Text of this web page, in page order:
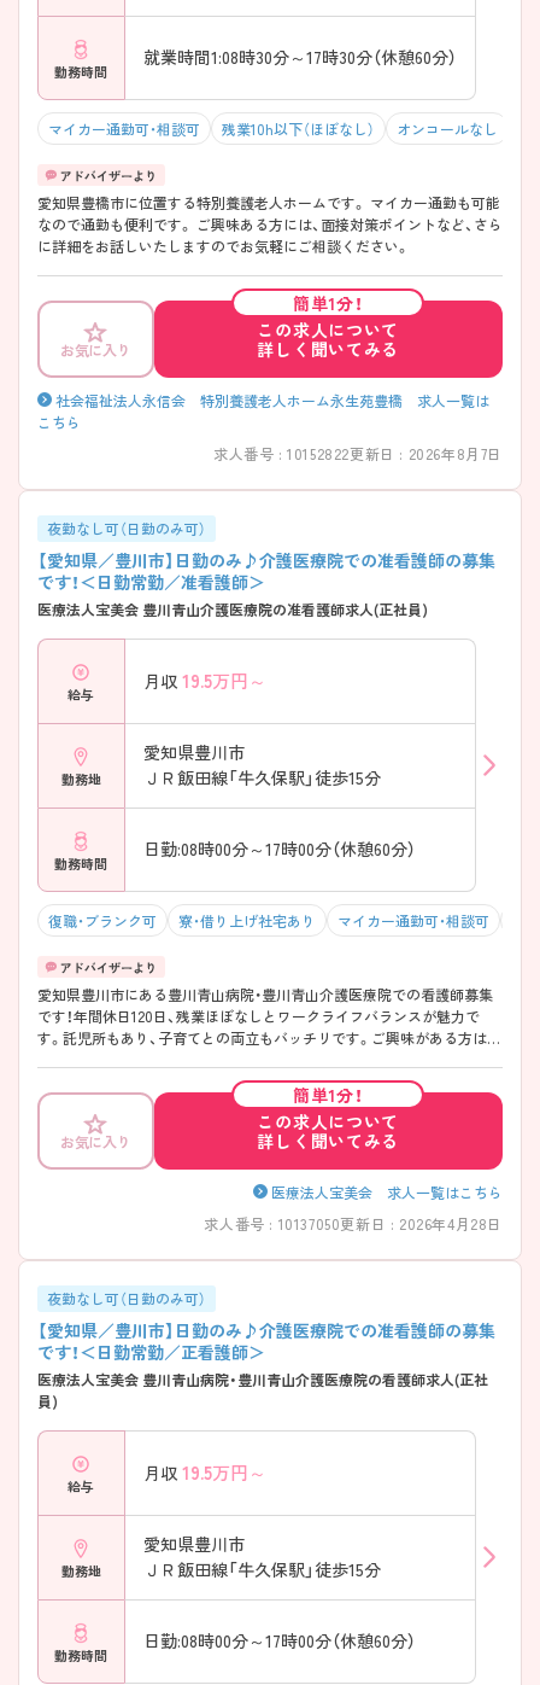
勤務時間
就業時間1:08時30分～17時30分（休憩60分）
マイカー通勤可・相談可 残業10h以下（ほぼなし） オンコールなし
愛知県豊橋市に位置する特別養護老人ホームです。 マイカー通勤も可能
なので通勤も便利です。 ご興味ある方には、面接対策ポイントなど、さら
に詳細をお話しいたしますのでお気軽にご相談ください。
お気に入り
簡単1分！
この求人について
詳しく聞いてみる
社会福祉法人永信会 特別養護老人ホーム永生苑豊橋 求人一覧は
こちら
求人番号 : 10152822更新日 : 2026年8月7日
夜勤なし可（日勤のみ可）
【愛知県／豊川市】日勤のみ♪介護医療院での准看護師の募集
です！＜日勤常勤／准看護師＞
医療法人宝美会 豊川青山介護医療院の准看護師求人(正社員)
給与
月収 19.5万円～
勤務地
愛知県豊川市
ＪＲ飯田線「牛久保駅」徒歩15分
勤務時間
日勤:08時00分～17時00分（休憩60分）
復職・ブランク可 寮・借り上げ社宅あり マイカー通勤可・相談可
愛知県豊川市にある豊川青山病院・豊川青山介護医療院での看護師募集
です！年間休日120日、残業ほぼなしとワークライフバランスが魅力で
す。託児所もあり、子育てとの両立もバッチリです。ご興味がある方は、
お気に入り
簡単1分！
この求人について
詳しく聞いてみる
医療法人宝美会 求人一覧はこちら
求人番号 : 10137050更新日 : 2026年4月28日
夜勤なし可（日勤のみ可）
【愛知県／豊川市】日勤のみ♪介護医療院での准看護師の募集
です！＜日勤常勤／正看護師＞
医療法人宝美会 豊川青山病院・豊川青山介護医療院の看護師求人(正社
員)
給与
月収 19.5万円～
勤務地
愛知県豊川市
ＪＲ飯田線「牛久保駅」徒歩15分
勤務時間
日勤:08時00分～17時00分（休憩60分）